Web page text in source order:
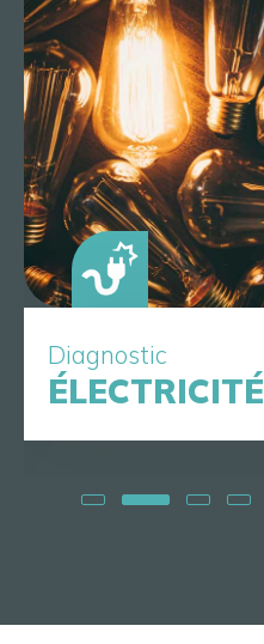
Diagnostic
ÉLECTRICITÉ